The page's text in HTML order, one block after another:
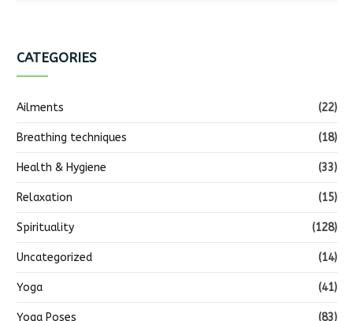
CATEGORIES
Ailments (22)
Breathing techniques (18)
Health & Hygiene (33)
Relaxation (15)
Spirituality (128)
Uncategorized (14)
Yoga (41)
Yoga Poses (83)